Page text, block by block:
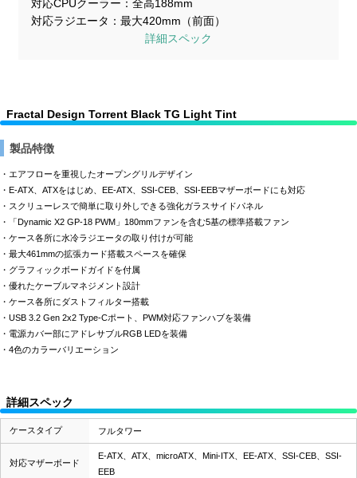
対応CPUクーラー
全高188mm
対応ラジエータ
最大420mm（前面）
詳細スペック
Fractal Design Torrent Black TG Light Tint
製品特徴
・エアフローを重視したオープングリルデザイン
・E-ATX、ATXをはじめ、EE-ATX、SSI-CEB、SSI-EEBマザーボードにも対応
・スクリューレスで簡単に取り外しできる強化ガラスサイドパネル
・「Dynamic X2 GP-18 PWM」180mmファンを含む5基の標準搭載ファン
・ケース各所に水冷ラジエータの取り付けが可能
・最大461mmの拡張カード搭載スペースを確保
・グラフィックボードガイドを付属
・優れたケーブルマネジメント設計
・ケース各所にダストフィルター搭載
・USB 3.2 Gen 2x2 Type-Cポート、PWM対応ファンハブを装備
・電源カバー部にアドレサブルRGB LEDを装備
・4色のカラーバリエーション
詳細スペック
ケースタイプ フルタワー
対応マザーボード
E-ATX、ATX、microATX、Mini-ITX、EE-ATX、SSI-CEB、SSI-
EEB